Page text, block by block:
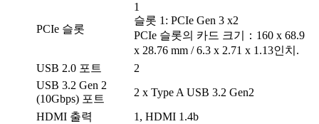
PCIe 슬롯
1
슬롯 1: PCIe Gen 3 x2
PCIe 슬롯의 카드 크기：160 x 68.9
x 28.76 mm / 6.3 x 2.71 x 1.13인치.
USB 2.0 포트
2
USB 3.2 Gen 2
(10Gbps) 포트
2 x Type A USB 3.2 Gen2
HDMI 출력
1, HDMI 1.4b